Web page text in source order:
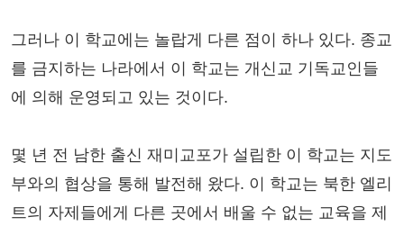
그러나 이 학교에는 놀랍게 다른 점이 하나 있다. 종교
를 금지하는 나라에서 이 학교는 개신교 기독교인들
에 의해 운영되고 있는 것이다.
몇 년 전 남한 출신 재미교포가 설립한 이 학교는 지도
부와의 협상을 통해 발전해 왔다. 이 학교는 북한 엘리
트의 자제들에게 다른 곳에서 배울 수 없는 교육을 제